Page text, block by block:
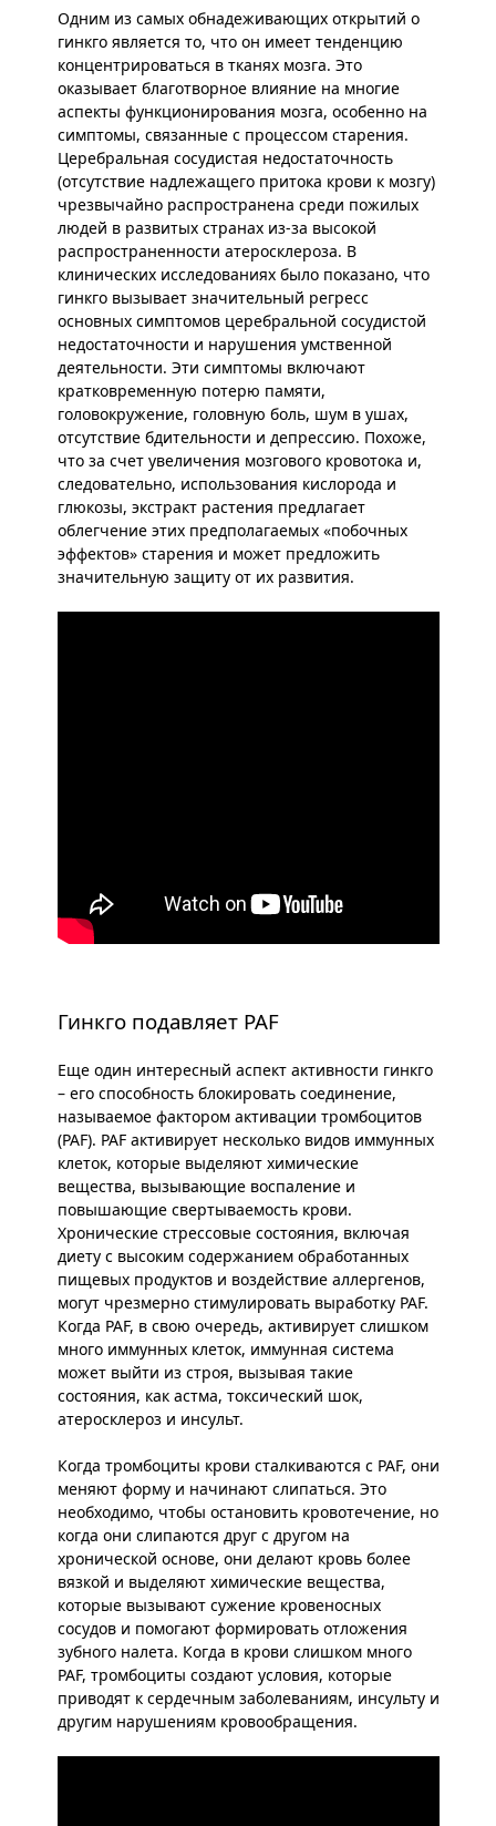
Одним из самых обнадеживающих открытий о
гинкго является то, что он имеет тенденцию
концентрироваться в тканях мозга. Это
оказывает благотворное влияние на многие
аспекты функционирования мозга, особенно на
симптомы, связанные с процессом старения.
Церебральная сосудистая недостаточность
(отсутствие надлежащего притока крови к мозгу)
чрезвычайно распространена среди пожилых
людей в развитых странах из-за высокой
распространенности атеросклероза. В
клинических исследованиях было показано, что
гинкго вызывает значительный регресс
основных симптомов церебральной сосудистой
недостаточности и нарушения умственной
деятельности. Эти симптомы включают
кратковременную потерю памяти,
головокружение, головную боль, шум в ушах,
отсутствие бдительности и депрессию. Похоже,
что за счет увеличения мозгового кровотока и,
следовательно, использования кислорода и
глюкозы, экстракт растения предлагает
облегчение этих предполагаемых «побочных
эффектов» старения и может предложить
значительную защиту от их развития.
Гинкго подавляет PAF
Еще один интересный аспект активности гинкго
– его способность блокировать соединение,
называемое фактором активации тромбоцитов
(PAF). PAF активирует несколько видов иммунных
клеток, которые выделяют химические
вещества, вызывающие воспаление и
повышающие свертываемость крови.
Хронические стрессовые состояния, включая
диету с высоким содержанием обработанных
пищевых продуктов и воздействие аллергенов,
могут чрезмерно стимулировать выработку PAF.
Когда PAF, в свою очередь, активирует слишком
много иммунных клеток, иммунная система
может выйти из строя, вызывая такие
состояния, как астма, токсический шок,
атеросклероз и инсульт.
Когда тромбоциты крови сталкиваются с PAF, они
меняют форму и начинают слипаться. Это
необходимо, чтобы остановить кровотечение, но
когда они слипаются друг с другом на
хронической основе, они делают кровь более
вязкой и выделяют химические вещества,
которые вызывают сужение кровеносных
сосудов и помогают формировать отложения
зубного налета. Когда в крови слишком много
PAF, тромбоциты создают условия, которые
приводят к сердечным заболеваниям, инсульту и
другим нарушениям кровообращения.